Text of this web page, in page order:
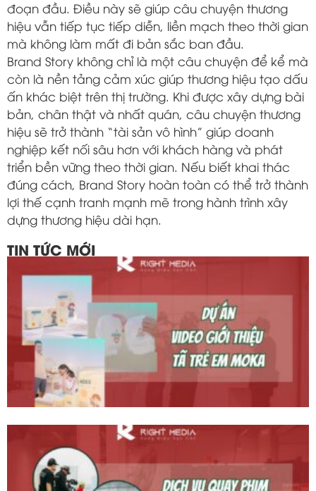
đoạn đầu. Điều này sẽ giúp câu chuyện thương
hiệu vẫn tiếp tục tiếp diễn, liền mạch theo thời gian
mà không làm mất đi bản sắc ban đầu.
Brand Story không chỉ là một câu chuyện để kể mà
còn là nền tảng cảm xúc giúp thương hiệu tạo dấu
ấn khác biệt trên thị trường. Khi được xây dựng bài
bản, chân thật và nhất quán, câu chuyện thương
hiệu sẽ trở thành “tài sản vô hình” giúp doanh
nghiệp kết nối sâu hơn với khách hàng và phát
triển bền vững theo thời gian. Nếu biết khai thác
đúng cách, Brand Story hoàn toàn có thể trở thành
lợi thế cạnh tranh mạnh mẽ trong hành trình xây
dựng thương hiệu dài hạn.
TIN TỨC MỚI